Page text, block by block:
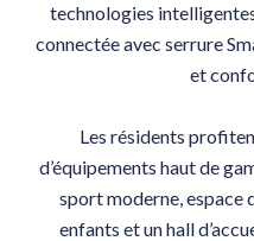
technologies
connectée avec serrure
et
Les résidents
d’équipements haut de
sport moderne, espace
enfants et un hall